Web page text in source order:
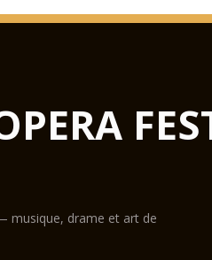
musique, drame et art de